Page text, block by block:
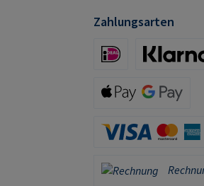
Zahlungsarten